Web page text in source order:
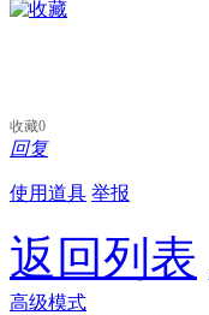
收藏0
回复
使用道具 举报
返回列表
高级模式